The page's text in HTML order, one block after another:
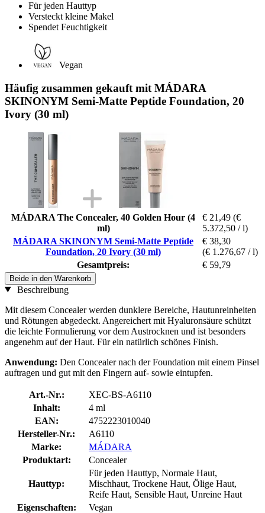
Für jeden Hauttyp
Versteckt kleine Makel
Spendet Feuchtigkeit
Vegan
Häufig zusammen gekauft mit MÁDARA
SKINONYM Semi-Matte Peptide Foundation, 20
Ivory (30 ml)
MÁDARA The Concealer, 40 Golden Hour (4
ml)
€ 21,49 (€
5.372,50 / l)
MÁDARA SKINONYM Semi-Matte Peptide
Foundation, 20 Ivory (30 ml)
€ 38,30
(€ 1.276,67 / l)
Gesamtpreis:
€ 59,79
Beide in den Warenkorb
Beschreibung
Mit diesem Concealer werden dunklere Bereiche, Hautunreinheiten
und Rötungen abgedeckt. Angereichert mit Hyaluronsäure schützt
die leichte Formulierung vor dem Austrocknen und ist besonders
angenehm auf der Haut. Für ein natürlich schönes Finish.
Anwendung: Den Concealer nach der Foundation mit einem Pinsel
auftragen und gut mit den Fingern auf- sowie eintupfen.
Art.-Nr.:
XEC-BS-A6110
Inhalt:
4 ml
EAN:
4752223010040
Hersteller-Nr.:
A6110
Marke:
MÁDARA
Produktart:
Concealer
Hauttyp:
Für jeden Hauttyp, Normale Haut,
Mischhaut, Trockene Haut, Ölige Haut,
Reife Haut, Sensible Haut, Unreine Haut
Eigenschaften:
Vegan